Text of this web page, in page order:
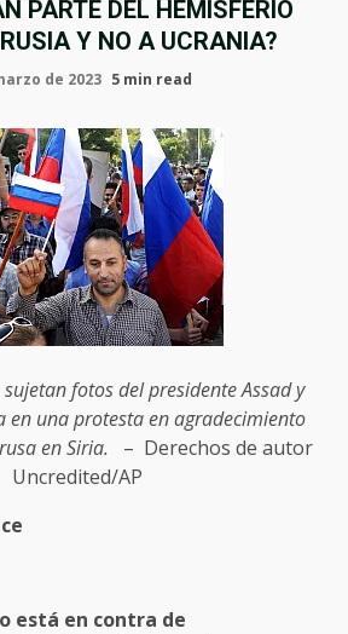
PARTE DEL HEMISFERIO
Y NO A UCRANIA?
de 2023 5 min read
fotos del presidente Assad y
en una protesta en agradecimiento
en Siria.
– Derechos de autor
Uncredited/AP
está en contra de